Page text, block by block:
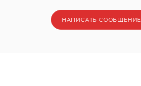
НАПИСАТЬ СООБЩЕНИЕ